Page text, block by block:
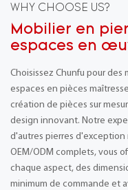
WHY CHOOSE US?
Mobilier en
espaces en
Choisissez Chunfu pour
espaces en pièces
création de pièces sur
design innovant. Notre
d'autres pierres d'exception
OEM/ODM complets, vous
chaque aspect, des
minimum de commande et